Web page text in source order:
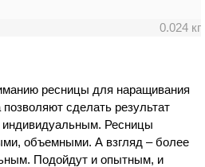
0.024 кг
ресницы для наращивания
сделать результат
индивидуальным. Ресницы
объемными. А взгляд – более
Подойдут и опытным, и